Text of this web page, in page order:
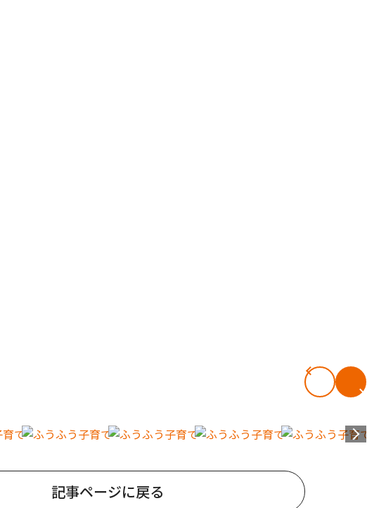
記事ページに戻る